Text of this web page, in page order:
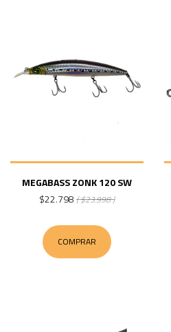
MEGABASS ZONK 120 SW
$22.798 ( $23.998 )
COMPRAR